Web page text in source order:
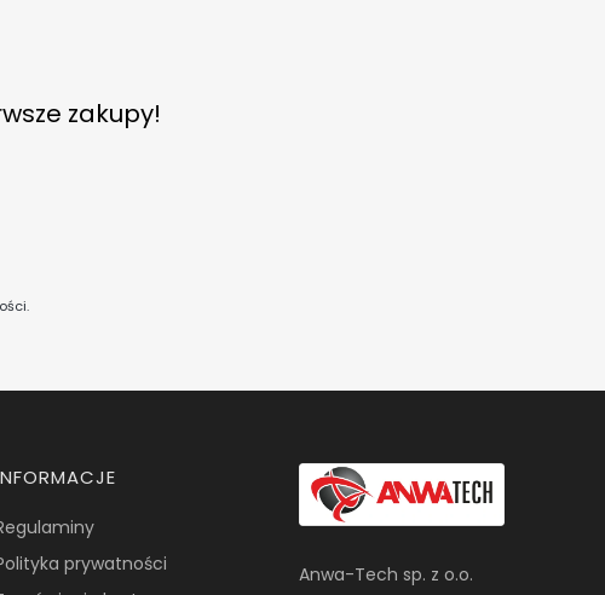
zakupy!
.
prywatności
Anwa-Tech sp. z o.o.